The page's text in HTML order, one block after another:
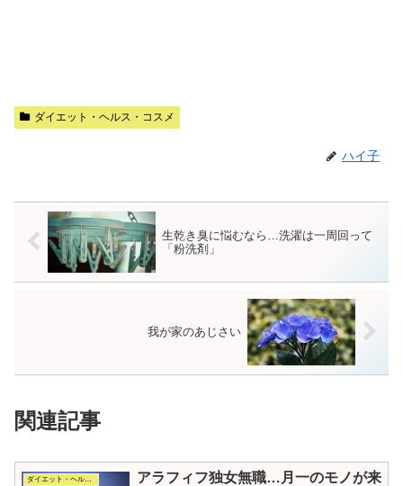
ダイエット・ヘルス・コスメ
ハイ子
生乾き臭に悩むなら…洗濯は一周回って
「粉洗剤」
我が家のあじさい
関連記事
ダイエット・ヘルス・コスメ
アラフィフ独女無職…月一のモノが来